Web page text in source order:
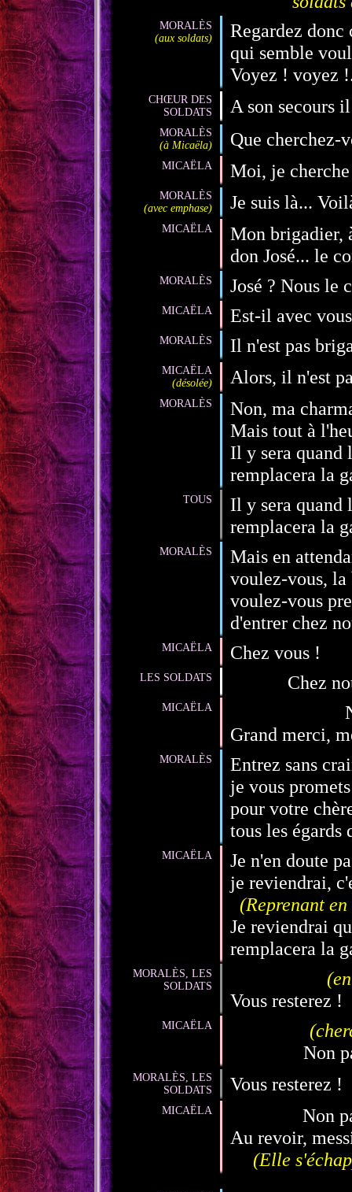
MORALÈS
(aux soldats)
Regardez
qui semble
Voyez ! voyez
CHŒUR DES
SOLDATS
A son secours
MORALÈS
(à Micaëla)
Que cherchez-
MICAËLA Moi, je
MORALÈS
(avec emphase)
Je suis là...
MICAËLA
Mon brigadier,
don José... le
MORALÈS José ? Nous le
MICAËLA Est-il avec
MORALÈS Il n'est pas
MICAËLA
(désolée)
Alors, il n'est
MORALÈS
Non, ma
Mais tout à
Il y sera quand
remplacera la
TOUS
Il y sera quand
remplacera la
MORALÈS
Mais en
voulez-vous,
voulez-vous
d'entrer chez
MICAËLA Chez vous !
LES SOLDATS Chez
MICAËLA
Grand merci,
MORALÈS
Entrez sans
je vous
pour votre
tous les égards
MICAËLA
Je n'en doute
je reviendrai,
(Reprenant
Je reviendrai
remplacera la
MORALÈS, LES
SOLDATS
Vous resterez !
MICAËLA
Non
MORALÈS, LES
SOLDATS
Vous resterez !
MICAËLA
Non
Au revoir,
(Elle